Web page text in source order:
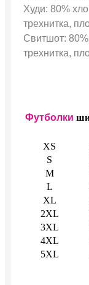
Худи: 80%
трехнитка,
Свитшот:
трехнитка,
Футболки
XS
S
M
L
XL
2XL
3XL
4XL
5XL